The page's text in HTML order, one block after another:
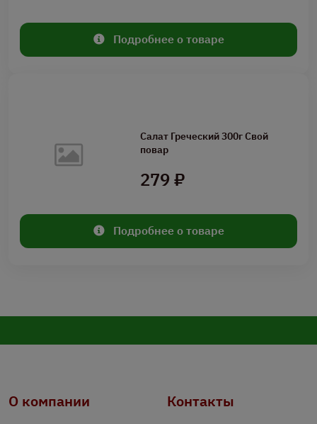
Подробнее о товаре
Салат Греческий 300г Свой
повар
279 ₽
Подробнее о товаре
О компании Контакты